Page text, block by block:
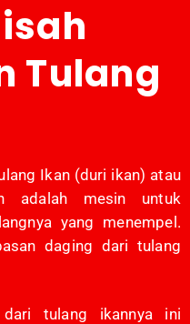
Tulang
Ikan (duri ikan) atau
adalah mesin untuk
yang menempel.
daging dari tulang
tulang ikannya ini